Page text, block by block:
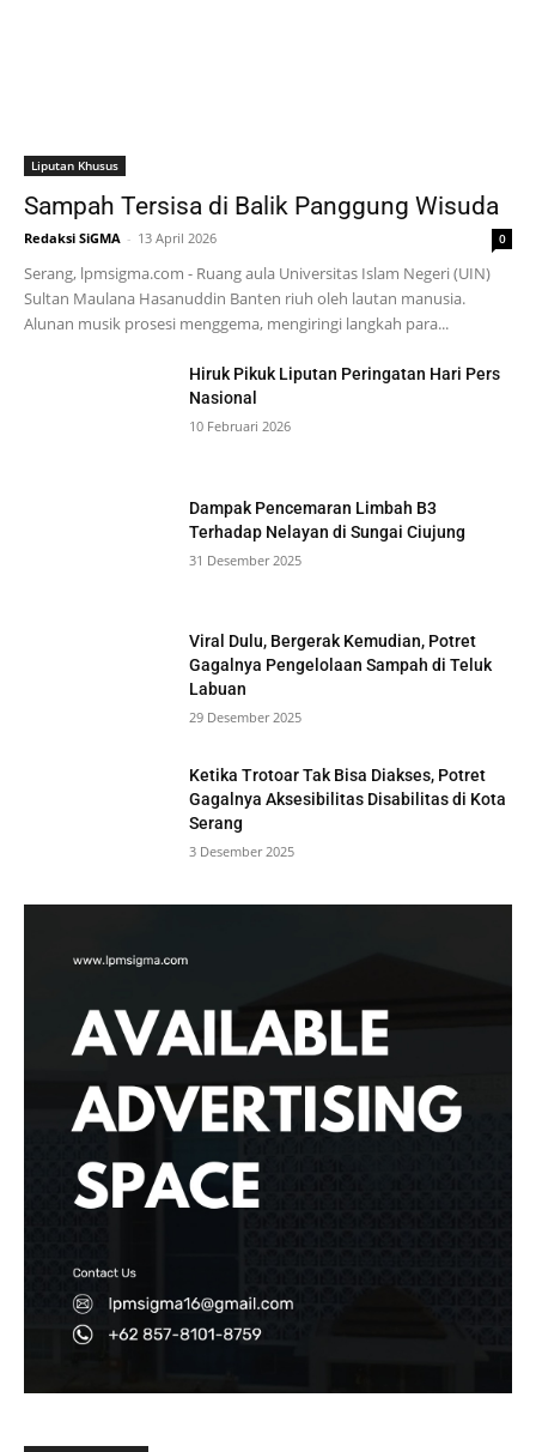
Liputan Khusus
Sampah Tersisa di Balik Panggung Wisuda
Redaksi SiGMA - 13 April 2026 0
Serang, lpmsigma.com - Ruang aula Universitas Islam Negeri (UIN)
Sultan Maulana Hasanuddin Banten riuh oleh lautan manusia.
Alunan musik prosesi menggema, mengiringi langkah para...
Hiruk Pikuk Liputan Peringatan Hari Pers
Nasional
10 Februari 2026
Dampak Pencemaran Limbah B3
Terhadap Nelayan di Sungai Ciujung
31 Desember 2025
Viral Dulu, Bergerak Kemudian, Potret
Gagalnya Pengelolaan Sampah di Teluk
Labuan
29 Desember 2025
Ketika Trotoar Tak Bisa Diakses, Potret
Gagalnya Aksesibilitas Disabilitas di Kota
Serang
3 Desember 2025